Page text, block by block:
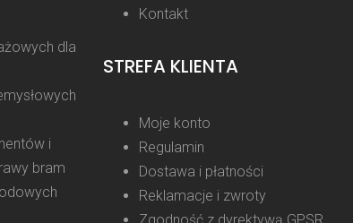
dla
i
bram
Kontakt
STREFA KLIENTA
Moje konto
Regulamin
Dostawa i płatności
Reklamacje i zwroty